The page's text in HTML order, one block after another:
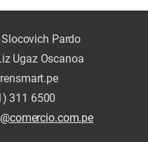
Pardo
Ugaz Oscanoa
311 6500